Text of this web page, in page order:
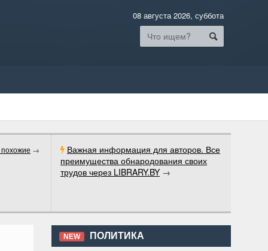
08 августа 2026, суббота
Важная информация для авторов. Все
преимущества обнародования своих
трудов через LIBRARY.BY →
→
NEW ПОЛИТИКА